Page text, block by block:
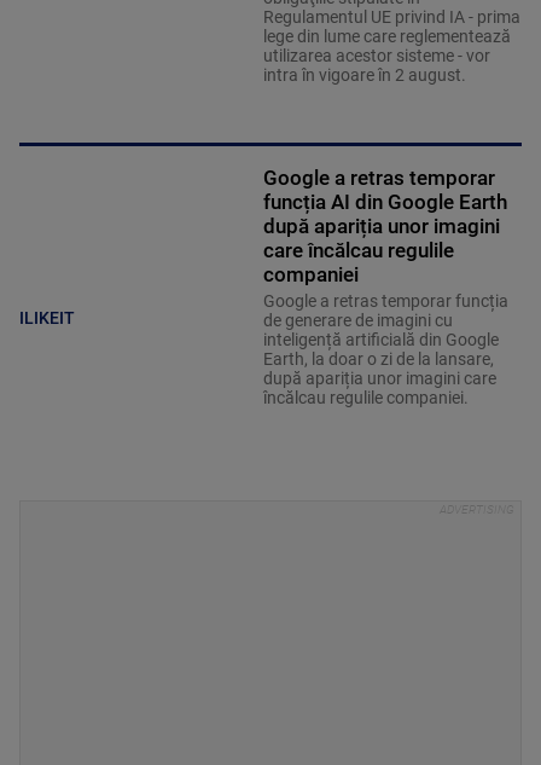
Regulamentul UE privind IA - prima
lege din lume care reglementează
utilizarea acestor sisteme - vor
intra în vigoare în 2 august.
ILIKEIT
Google a retras temporar
funcția AI din Google Earth
după apariția unor imagini
care încălcau regulile
companiei
Google a retras temporar funcția
de generare de imagini cu
inteligență artificială din Google
Earth, la doar o zi de la lansare,
după apariția unor imagini care
încălcau regulile companiei.